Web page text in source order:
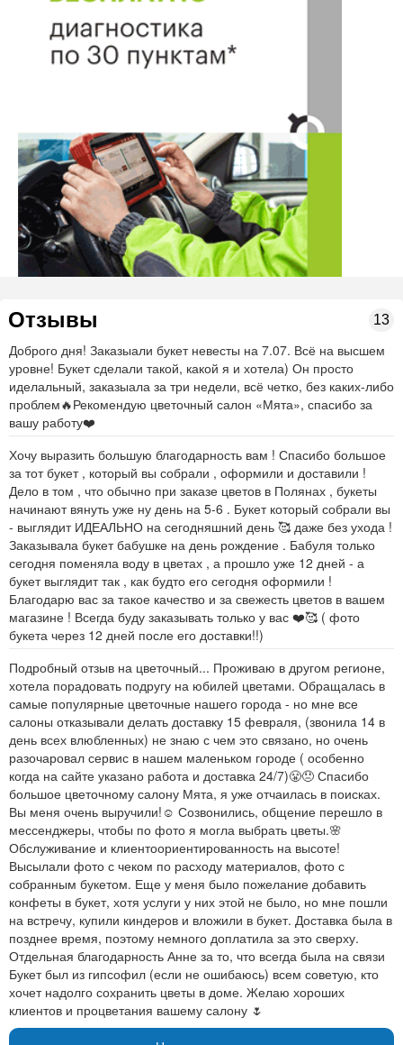
Отзывы 13
Доброго дня! Заказыали букет невесты на 7.07. Всё на высшем
уровне! Букет сделали такой, какой я и хотела) Он просто
иделальный, заказыала за три недели, всё четко, без каких-либо
проблем🔥Рекомендую цветочный салон «Мята», спасибо за
вашу работу❤️
Хочу выразить большую благодарность вам ! Спасибо большое
за тот букет , который вы собрали , оформили и доставили !
Дело в том , что обычно при заказе цветов в Полянах , букеты
начинают вянуть уже ну день на 5-6 . Букет который собрали вы
- выглядит ИДЕАЛЬНО на сегодняшний день 🥰 даже без ухода !
Заказывала букет бабушке на день рождение . Бабуля только
сегодня поменяла воду в цветах , а прошло уже 12 дней - а
букет выглядит так , как будто его сегодня оформили !
Благодарю вас за такое качество и за свежесть цветов в вашем
магазине ! Всегда буду заказывать только у вас ❤️🥰 ( фото
букета через 12 дней после его доставки!!)
Подробный отзыв на цветочный... Проживаю в другом регионе,
хотела порадовать подругу на юбилей цветами. Обращалась в
самые популярные цветочные нашего города - но мне все
салоны отказывали делать доставку 15 февраля, (звонила 14 в
день всех влюбленных) не знаю с чем это связано, но очень
разочаровал сервис в нашем маленьком городе ( особенно
когда на сайте указано работа и доставка 24/7)😤😞 Спасибо
большое цветочному салону Мята, я уже отчаилась в поисках.
Вы меня очень выручили!☺ Созвонились, общение перешло в
мессенджеры, чтобы по фото я могла выбрать цветы.🌸
Обслуживание и клиентоориентированность на высоте!
Высылали фото с чеком по расходу материалов, фото с
собранным букетом. Еще у меня было пожелание добавить
конфеты в букет, хотя услуги у них этой не было, но мне пошли
на встречу, купили киндеров и вложили в букет. Доставка была в
позднее время, поэтому немного доплатила за это сверху.
Отдельная благодарность Анне за то, что всегда была на связи
Букет был из гипсофил (если не ошибаюсь) всем советую, кто
хочет надолго сохранить цветы в доме. Желаю хороших
клиентов и процветания вашему салону 🌷